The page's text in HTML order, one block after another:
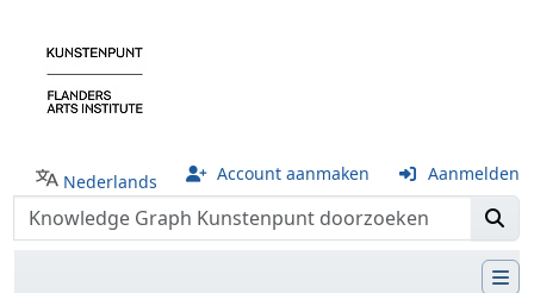
Nederlands Account aanmaken Aanmelden